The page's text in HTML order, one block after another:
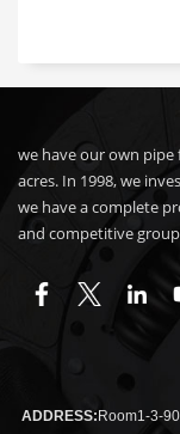
we have our own pipe
acres. In 1998, we
we have a complete
and competitive
ADDRESS:Room1-3-